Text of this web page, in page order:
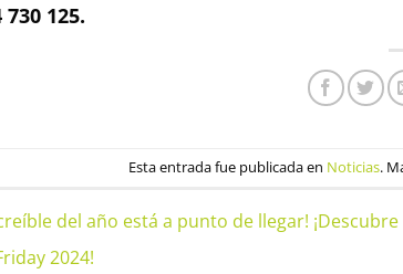
125.
Esta entrada fue publicada en Noticias.
del año está a punto de llegar! ¡Descubre
2024!